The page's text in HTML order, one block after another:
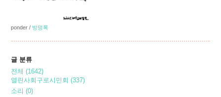
ponder / 방명록
글 분류
전체(1642)
열린사회구로시민회(337)
소리(0)